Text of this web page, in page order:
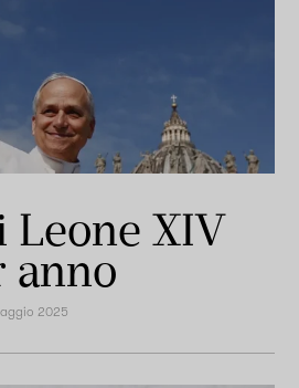
Leone XIV
anno
2025